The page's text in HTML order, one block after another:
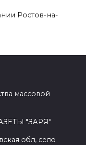
Ростов-на-
массовой
"ЗАРЯ"
обл, село